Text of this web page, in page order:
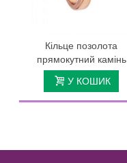
Кільце позолота
прямокутний камінь
У КОШИК